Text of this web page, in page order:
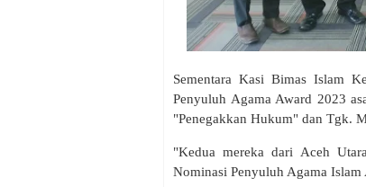
Sementara Kasi Bimas Islam
Penyuluh Agama Award 2023
"Penegakkan Hukum" dan Tgk.
"Kedua mereka dari Aceh
Nominasi Penyuluh Agama